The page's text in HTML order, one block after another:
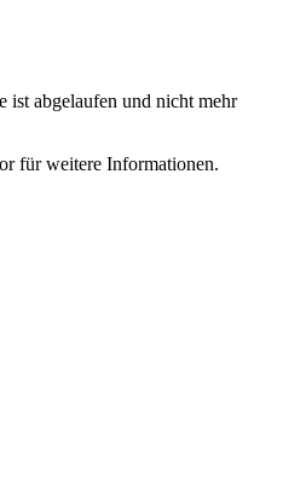
ist abgelaufen und nicht mehr
für weitere Informationen.